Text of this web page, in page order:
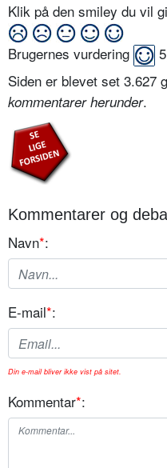
Klik på den smiley du vil
Brugernes vurdering
Siden er blevet set 3.627
kommentarer herunder.
Kommentarer og
Navn*:
E-mail*:
Din e-mail bliver ikke vist på sitet.
Kommentar*: